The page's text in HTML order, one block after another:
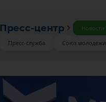
Пресс-центр Новости
Пресс-служба
Союз молодежи